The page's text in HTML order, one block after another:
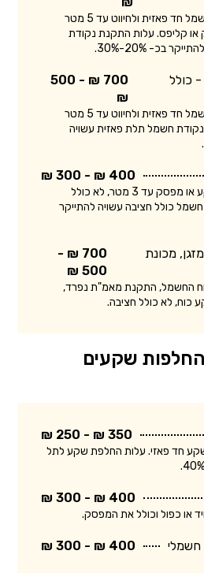
המחיר מתייחס לנקודת חשמל חד פאזית ולחיווט עד 5 מטר
או קליפס. עלות התקנת נקודת
בכ- 20%-30%.
כולל
700 ₪ - 500
₪
המחיר מתייחס לנקודת חשמל חד פאזית ולחיווט עד 5 מטר
חשמל תלת פאזית עשויה
400 ₪ - 300 ₪
המחיר מתייחס להזזת שקע או מפסק עד 3 מטר, לא כולל
כולל חציבה עשויה להתייקר
מכונת
700 ₪ -
500 ₪
החשמל, התקנת מאמ"ת נפרד,
לא כולל חציבה.
שקעים
350 ₪ - 250 ₪
חד פאזי. עלות החלפת שקע לתל
400 ₪ - 300 ₪
או כפול וכולל את המפסק.
400 ₪ - 300 ₪